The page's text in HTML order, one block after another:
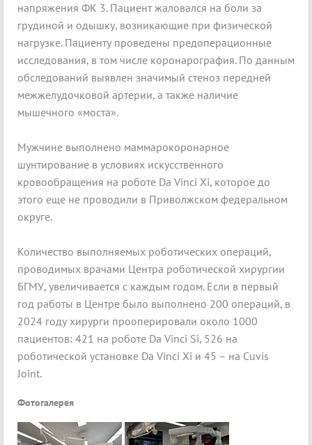
напряжения ФК 3. Пациент жаловался на боли за
грудиной и одышку, возникающие при физической
нагрузке. Пациенту проведены предоперационные
исследования, в том числе коронарография. По данным
обследований выявлен значимый стеноз передней
межжелудочковой артерии, а также наличие
мышечного «моста».
Мужчине выполнено маммарокоронарное
шунтирование в условиях искусственного
кровообращения на роботе Da Vinci Xi, которое до
этого еще не проводили в Приволжском федеральном
округе.
Количество выполняемых роботических операций,
проводимых врачами Центра роботической хирургии
БГМУ, увеличивается с каждым годом. Если в первый
год работы в Центре было выполнено 200 операций, в
2024 году хирурги прооперировали около 1000
пациентов: 421 на роботе Da Vinci Si, 526 на
роботической установке Da Vinci Xi и 45 – на Cuvis
Joint.
Фотогалерея